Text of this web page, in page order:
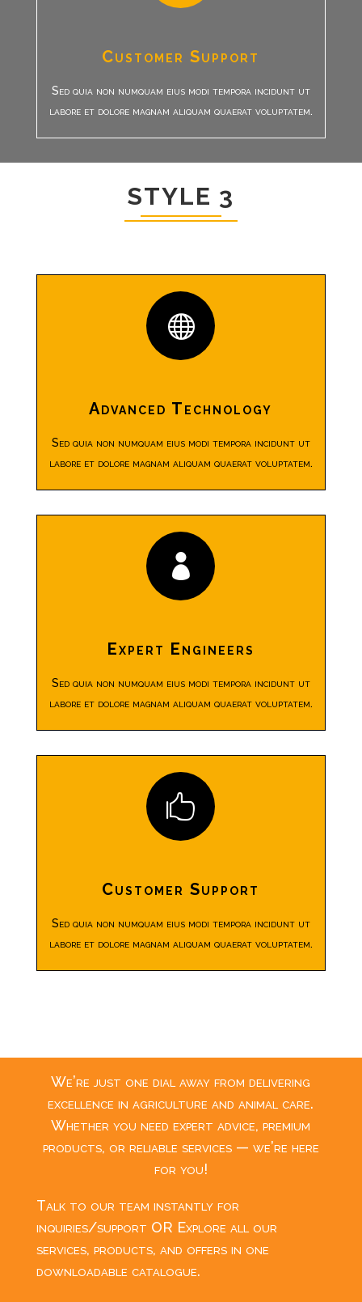
Customer Support
Sed quia non numquam eius modi tempora incidunt ut
labore et dolore magnam aliquam quaerat voluptatem.
STYLE 3

Advanced Technology
Sed quia non numquam eius modi tempora incidunt ut
labore et dolore magnam aliquam quaerat voluptatem.

Expert Engineers
Sed quia non numquam eius modi tempora incidunt ut
labore et dolore magnam aliquam quaerat voluptatem.

Customer Support
Sed quia non numquam eius modi tempora incidunt ut
labore et dolore magnam aliquam quaerat voluptatem.
We’re just one dial away from delivering
excellence in agriculture and animal care.
Whether you need expert advice, premium
products, or reliable services — we’re here
for you!
Talk to our team instantly for
inquiries/support OR Explore all our
services, products, and offers in one
downloadable catalogue.